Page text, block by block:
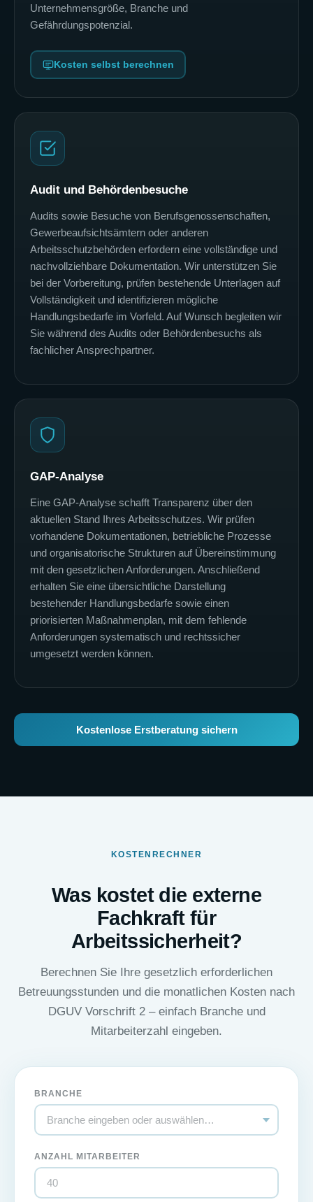
Unternehmensgröße, Branche und
Gefährdungspotenzial.
Kosten selbst berechnen
Audit und Behördenbesuche
Audits sowie Besuche von Berufsgenossenschaften,
Gewerbeaufsichtsämtern oder anderen
Arbeitsschutzbehörden erfordern eine vollständige und
nachvollziehbare Dokumentation. Wir unterstützen Sie
bei der Vorbereitung, prüfen bestehende Unterlagen auf
Vollständigkeit und identifizieren mögliche
Handlungsbedarfe im Vorfeld. Auf Wunsch begleiten wir
Sie während des Audits oder Behördenbesuchs als
fachlicher Ansprechpartner.
GAP-Analyse
Eine GAP-Analyse schafft Transparenz über den
aktuellen Stand Ihres Arbeitsschutzes. Wir prüfen
vorhandene Dokumentationen, betriebliche Prozesse
und organisatorische Strukturen auf Übereinstimmung
mit den gesetzlichen Anforderungen. Anschließend
erhalten Sie eine übersichtliche Darstellung
bestehender Handlungsbedarfe sowie einen
priorisierten Maßnahmenplan, mit dem fehlende
Anforderungen systematisch und rechtssicher
umgesetzt werden können.
Kostenlose Erstberatung sichern
KOSTENRECHNER
Was kostet die externe
Fachkraft für
Arbeitssicherheit?
Berechnen Sie Ihre gesetzlich erforderlichen
Betreuungsstunden und die monatlichen Kosten nach
DGUV Vorschrift 2 – einfach Branche und
Mitarbeiterzahl eingeben.
BRANCHE
ANZAHL MITARBEITER